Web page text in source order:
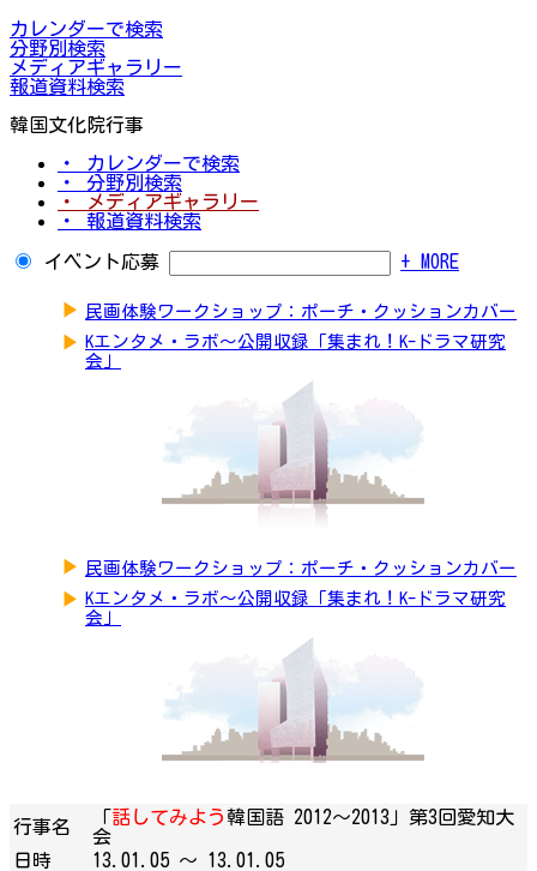
カレンダーで検索
分野別検索
メディアギャラリー
報道資料検索
韓国文化院行事
・ カレンダーで検索
・ 分野別検索
・ メディアギャラリー
・ 報道資料検索
イベント応募 + MORE
▶ 民画体験ワークショップ：ポーチ・クッションカバー
▶ Kエンタメ・ラボ～公開収録「集まれ！K-ドラマ研究
会」
▶ 民画体験ワークショップ：ポーチ・クッションカバー
▶ Kエンタメ・ラボ～公開収録「集まれ！K-ドラマ研究
会」
行事名 「話してみよう韓国語 2012～2013」第3回愛知大
会
日時
13.01.05 ～ 13.01.05